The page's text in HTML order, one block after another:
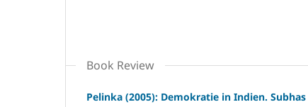
Book Review
Pelinka (2005): Demokratie in Indien.